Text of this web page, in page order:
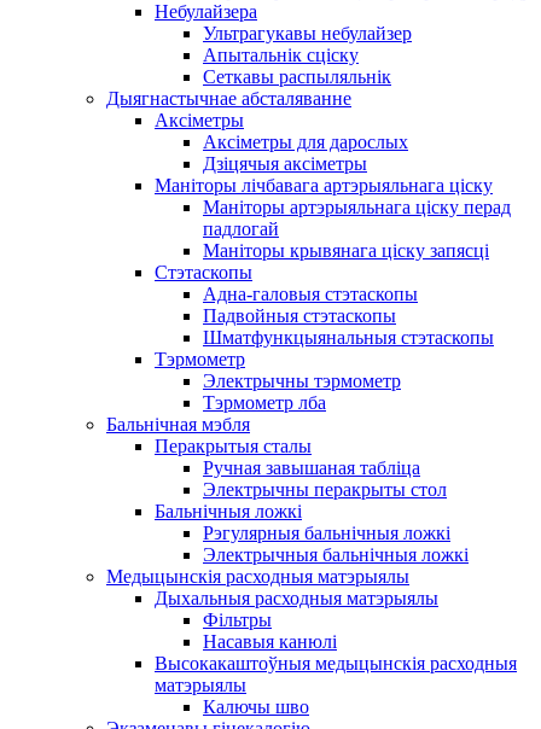
Небулайзера
Ультрагукавы небулайзер
Апытальнік сціску
Сеткавы распыляльнік
Дыягнастычнае абсталяванне
Аксіметры
Аксіметры для дарослых
Дзіцячыя аксіметры
Маніторы лічбавага артэрыяльнага ціску
Маніторы артэрыяльнага ціску перад
падлогай
Маніторы крывянага ціску запясці
Стэтаскопы
Адна-галовыя стэтаскопы
Падвойныя стэтаскопы
Шматфункцыянальныя стэтаскопы
Тэрмометр
Электрычны тэрмометр
Тэрмометр лба
Бальнічная мэбля
Перакрытыя сталы
Ручная завышаная табліца
Электрычны перакрыты стол
Бальнічныя ложкі
Рэгулярныя бальнічныя ложкі
Электрычныя бальнічныя ложкі
Медыцынскія расходныя матэрыялы
Дыхальныя расходныя матэрыялы
Фільтры
Насавыя канюлі
Высокакаштоўныя медыцынскія расходныя
матэрыялы
Калючы шво